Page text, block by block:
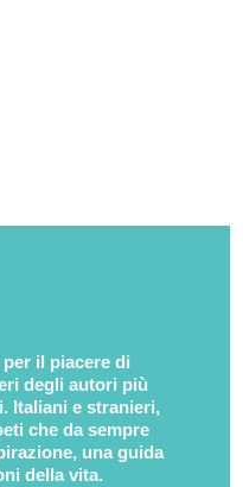
il piacere di
degli autori più
Italiani e stranieri,
che da sempre
una guida
della vita.